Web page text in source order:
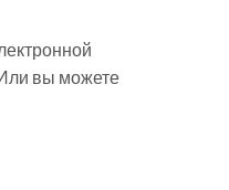
вы можете